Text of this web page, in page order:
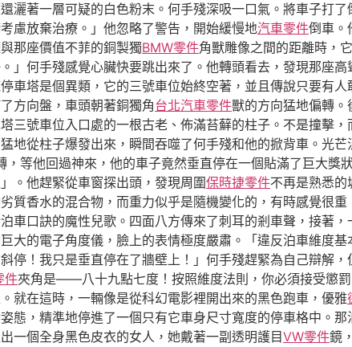
灑著一層可疑的白色粉末。何手殘深吸一口氣。將車子打
慮放棄治療。」他忽略了警告，開始緩慢地汽車零件倒車。
那座價值不菲的銅製獨BMW零件角獸雕像之間的距離時，
」何手殘感覺心臟快要跳出來了。他轉頭看去，發現那座
車塔是個異類，它的三號車位始終空著，並且傳說只要有
方向盤，車頭朝著銅獨角台北汽車零件獸的方向猛地偏轉
三號車位入口處的一根古老、佈滿苔蘚的柱子。不是撞擊
地從柱子爆發出來，瞬間吞噬了何手殘和他的掀背車。光
，等他回過神來，他的車子竟然垂直停在一個貼滿了巨大
。他趕緊從車窗探出頭，發現周圍保時捷零件不再是熟悉的
質香水的混合物，而重力似乎是隨機變化的，有時感覺很
車口訣的魔性兒歌。四面八方傳來了刺耳的剎車聲，接著
大的電子角度儀，臉上的表情極度嚴肅。「違反泊車維度
停！我只是垂直停在了牆壁上！」何手殘趕緊為自己辯解
件夾角是——八十九點七度！按照維度法則，你必須接受懲
就在這時，一輛像是從科幻電影裡開出來的黑色跑車，優雅
態，精準地停進了一個只有它車身尺寸寬度的停車格中。
一個全身黑色皮衣的女人，她戴著一副透明護目VW零件鏡